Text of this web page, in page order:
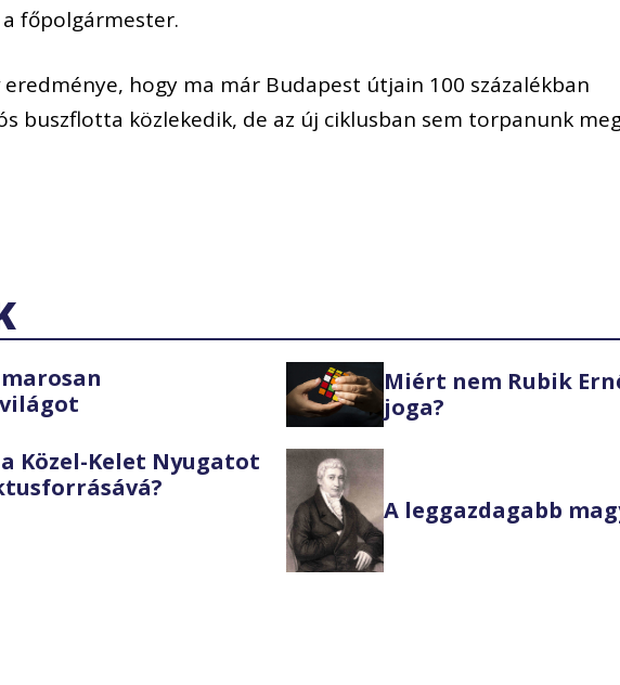
főpolgármester.
eredménye, hogy ma már Budapest útjain 100 százalékban
buszflotta közlekedik, de az új ciklusban sem torpanunk
Miért nem Rubik
joga?
Közel-Kelet Nyugatot
A leggazdagabb